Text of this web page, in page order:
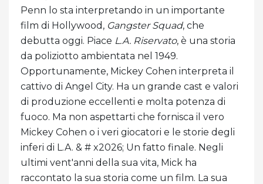
Penn lo sta interpretando in un importante
film di Hollywood, Gangster Squad, che
debutta oggi. Piace L.A. Riservato, è una storia
da poliziotto ambientata nel 1949.
Opportunamente, Mickey Cohen interpreta il
cattivo di Angel City. Ha un grande cast e valori
di produzione eccellenti e molta potenza di
fuoco. Ma non aspettarti che fornisca il vero
Mickey Cohen o i veri giocatori e le storie degli
inferi di L.A. & # x2026; Un fatto finale. Negli
ultimi vent'anni della sua vita, Mick ha
raccontato la sua storia come un film. La sua